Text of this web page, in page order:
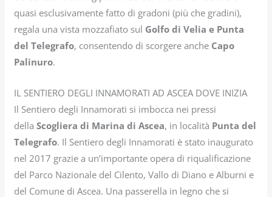
quasi esclusivamente fatto di gradoni (più che gradini),
regala una vista mozzafiato sul Golfo di Velia e Punta
del Telegrafo, consentendo di scorgere anche Capo
Palinuro.
IL SENTIERO DEGLI INNAMORATI AD ASCEA DOVE INIZIA
Il Sentiero degli Innamorati si imbocca nei pressi
dellaScogliera di Marina di Ascea, in località Punta del
Telegrafo. Il Sentiero degli Innamorati è stato inaugurato
nel 2017 grazie a un’importante opera di riqualificazione
del Parco Nazionale del Cilento, Vallo di Diano e Alburni e
del Comune di Ascea. Una passerella in legno che si